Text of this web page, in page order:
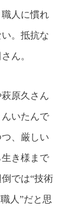
人に慣れ
。抵抗な
ん。
原久さん
いたんで
、厳しい
き様まで
では“技術
人”だと思